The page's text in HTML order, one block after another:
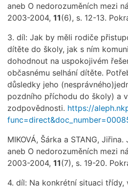
aneb O nedorozuměních mezi
2003-2004, 11(6), s. 12-13.
3. díl: Jak by měli rodiče
dítěte do školy, jak s ním
dohodnout na uspokojivém
občasnému selhání dítěte.
důsledky jeho
pozdního příchodu do školy) a
zodpovědnosti. https://
MIKOVÁ, Šárka a STANG,
aneb O nedorozuměních mezi
2003-2004, 11(7), s. 19-20.
4. díl: Na konkrétní situaci třídy,